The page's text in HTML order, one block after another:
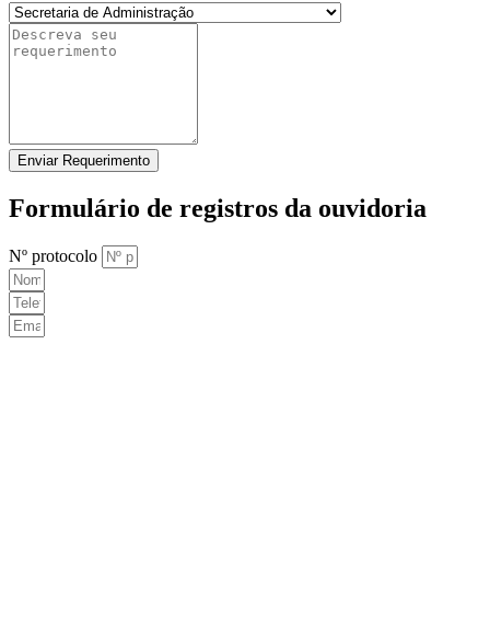
Enviar Requerimento
Formulário de registros da ouvidoria
Nº protocolo